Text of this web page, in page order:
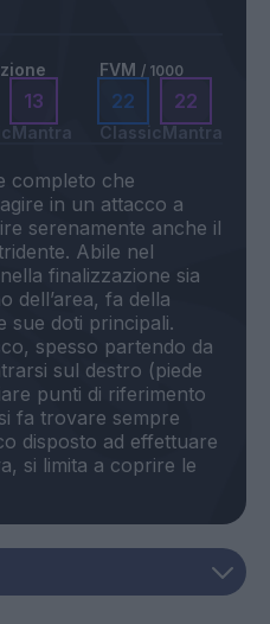
13
Mantra
FVM / 1000
22
Classic
22
Mantra
completo che
in un attacco a
serenamente anche il
Abile nel
finalizzazione sia
dell’area, fa della
sue doti principali.
spesso partendo da
sul destro (piede
punti di riferimento
fa trovare sempre
disposto ad effettuare
si limita a coprire le